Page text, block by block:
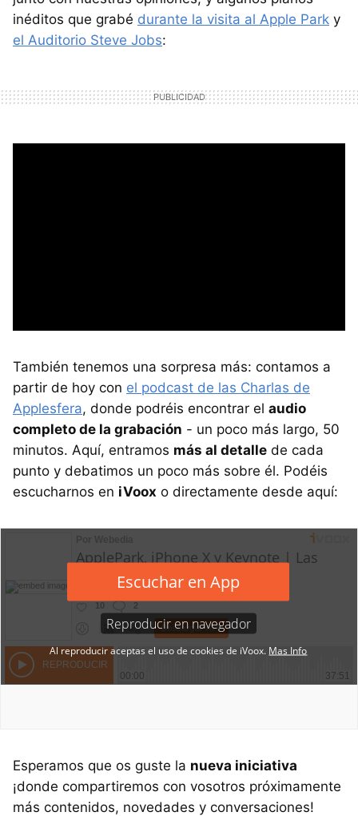
inéditos que grabé durante la visita al Apple Park y
el Auditorio Steve Jobs:
También tenemos una sorpresa más: contamos a
partir de hoy con el podcast de las Charlas de
Applesfera, donde podréis encontrar el audio
completo de la grabación - un poco más largo, 50
minutos. Aquí, entramos más al detalle de cada
punto y debatimos un poco más sobre él. Podéis
escucharnos en iVoox o directamente desde aquí:
Esperamos que os guste la nueva iniciativa
¡donde compartiremos con vosotros próximamente
más contenidos, novedades y conversaciones!